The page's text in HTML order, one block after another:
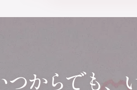
つからでも、